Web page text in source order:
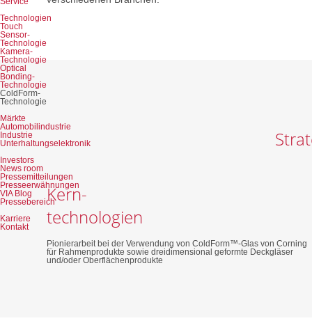
Technologien
Touch
Sensor-
Technologie
Kamera-
Technologie
Optical
Bonding-
Technologie
ColdForm-
Technologie
Märkte
Automobilindustrie
Industrie
Unterhaltungselektronik
Investors
News room
Pressemitteilungen
Presseerwähnungen
VIA Blog
Pressebereich
Karriere
Kontakt
Kern-
technologien
Pionierarbeit bei der Verwendung von ColdForm™-Glas von Corning
für Rahmenprodukte sowie dreidimensional geformte Deckgläser
und/oder Oberflächenprodukte